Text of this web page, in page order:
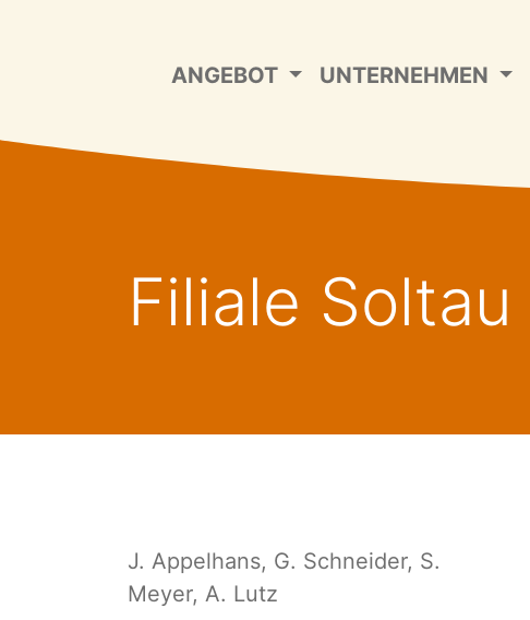
ANGEBOT UNTERNEHMEN
Filiale Soltau
J. Appelhans, G. Schneider, S.
Meyer, A. Lutz